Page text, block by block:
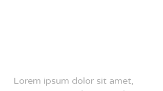
Lorem ipsum dolor sit amet,